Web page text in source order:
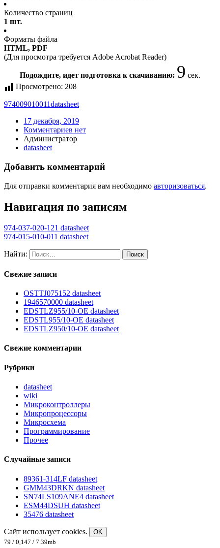
Количество страниц
1 шт.
Форматы файла
HTML, PDF
(Для просмотра требуется Adobe Acrobat Reader)
Подождите, идет подготовка к скачиванию: 9 сек.
Просмотрено: 208
974009010011datasheet
17 декабря, 2019
Комментариев нет
Администратор
datasheet
Добавить комментарий
Для отправки комментария вам необходимо авторизоваться.
Навигация по записям
974-037-020-121 datasheet
974-015-010-011 datasheet
Найти:
Свежие записи
OSTTJ075152 datasheet
1946570000 datasheet
EDSTLZ955/10-OE datasheet
EDSTL955/10-OE datasheet
EDSTLZ950/10-OE datasheet
Свежие комментарии
Рубрики
datasheet
wiki
Микроконтроллеры
Микропроцессоры
Микросхема
Программирование
Прочее
Случайные записи
89361-314LF datasheet
GMM43DRKN datasheet
SN74LS109ANE4 datasheet
ESM44DSUH datasheet
35476 datasheet
Сайт использует cookies.
OK
79 / 0,147 / 7.39mb